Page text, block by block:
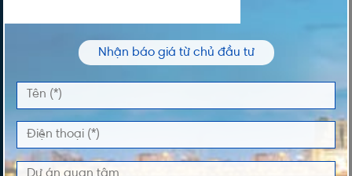
DỰ ÁN QUAN TÂM
Nhận báo giá từ chủ đầu tư